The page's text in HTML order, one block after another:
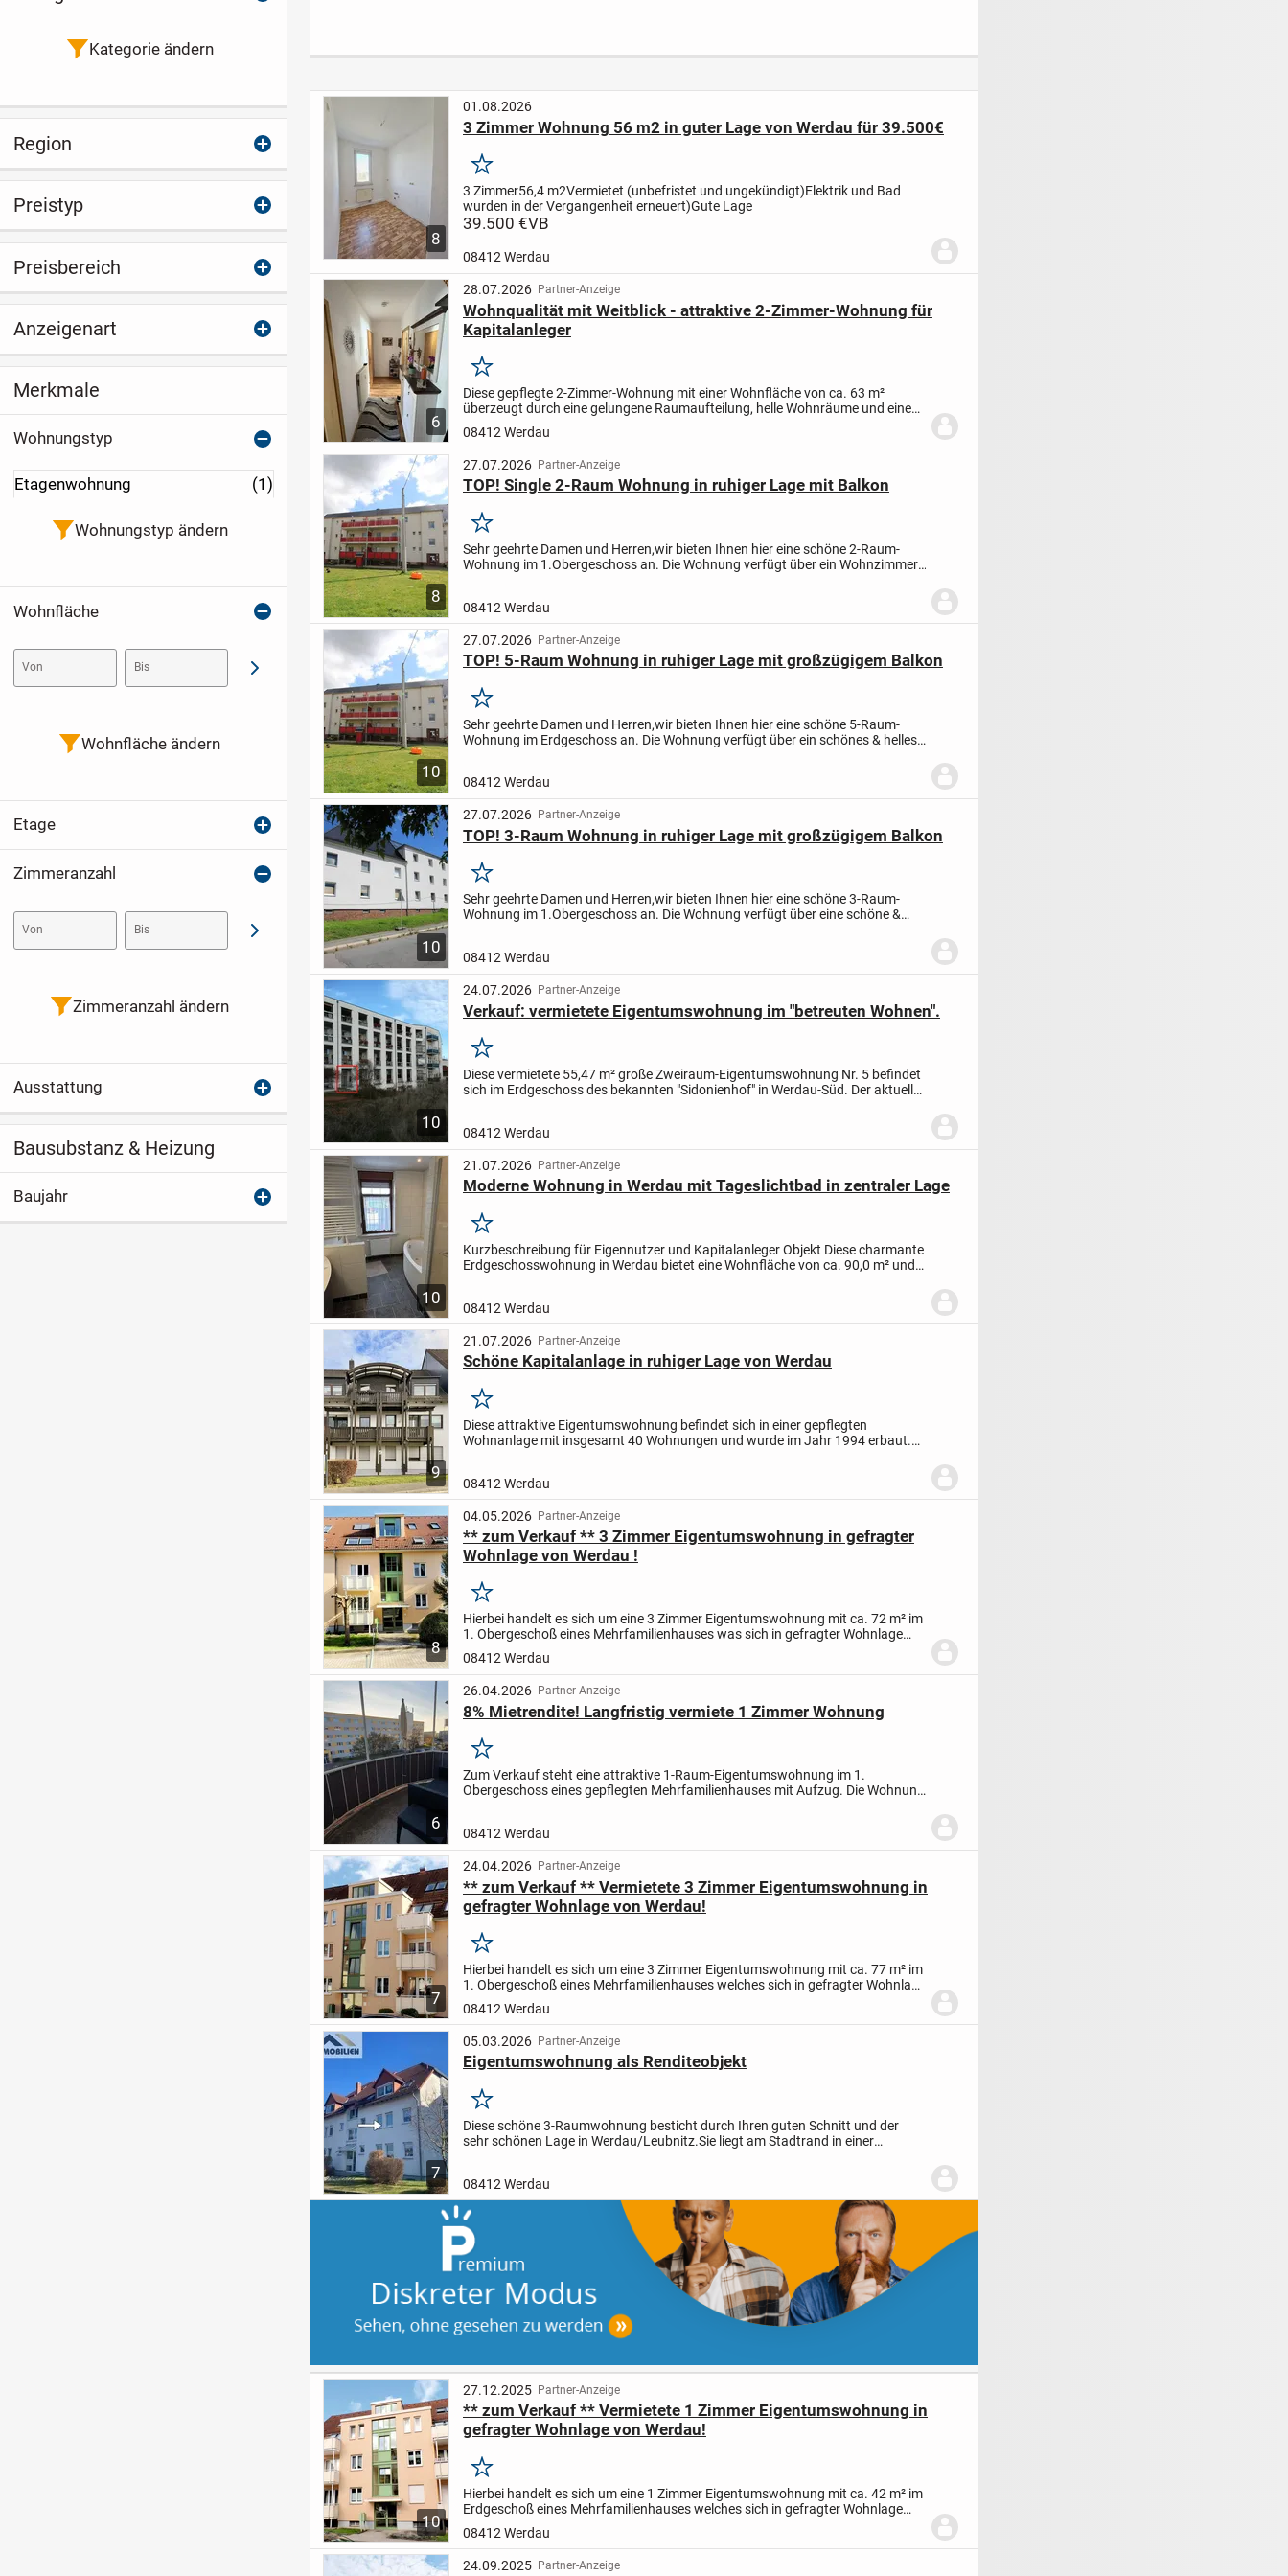
| Fußbodenheizung |
Steuervorteile
Tiefgarage
8
01.08.2026
3 Zimmer Wohnung 56 m2 in guter Lage von Werdau für 39.500€
Merken
3 Zimmer56,4 m2Vermietet (unbefristet und ungekündigt)Elektrik und Bad
wurden in der Vergangenheit erneuert)Gute Lage
39.500 €VB
08412 Werdau
6
28.07.2026 Partner-Anzeige
Wohnqualität mit Weitblick - attraktive 2-Zimmer-Wohnung für
Kapitalanleger
Merken
Diese gepflegte 2-Zimmer-Wohnung mit einer Wohnfläche von ca. 63 m²
überzeugt durch eine gelungene Raumaufteilung, helle Wohnräume und einen
beeindruckenden Fernblick über Felder bis zum Waldrand. Im...
08412 Werdau
8
27.07.2026 Partner-Anzeige
TOP! Single 2-Raum Wohnung in ruhiger Lage mit Balkon
Merken
Sehr geehrte Damen und Herren,wir bieten Ihnen hier eine schöne 2-Raum-
Wohnung im 1.Obergeschoss an. Die Wohnung verfügt über ein Wohnzimmer,
08412 Werdau
10
27.07.2026 Partner-Anzeige
TOP! 5-Raum Wohnung in ruhiger Lage mit großzügigem Balkon
Merken
Sehr geehrte Damen und Herren,wir bieten Ihnen hier eine schöne 5-Raum-
Wohnung im Erdgeschoss an. Die Wohnung verfügt über ein schönes & helles
08412 Werdau
10
27.07.2026 Partner-Anzeige
TOP! 3-Raum Wohnung in ruhiger Lage mit großzügigem Balkon
Merken
Sehr geehrte Damen und Herren,wir bieten Ihnen hier eine schöne 3-Raum-
Wohnung im 1.Obergeschoss an. Die Wohnung verfügt über eine schöne &
08412 Werdau
10
24.07.2026 Partner-Anzeige
Verkauf: vermietete Eigentumswohnung im "betreuten Wohnen".
Merken
Diese vermietete 55,47 m² große Zweiraum-Eigentumswohnung Nr. 5 befindet
sich im Erdgeschoss des bekannten "Sidonienhof" in Werdau-Süd. Der aktuelle
08412 Werdau
10
21.07.2026 Partner-Anzeige
Moderne Wohnung in Werdau mit Tageslichtbad in zentraler Lage
Merken
Kurzbeschreibung für Eigennutzer und Kapitalanleger Objekt Diese charmante
Erdgeschosswohnung in Werdau bietet eine Wohnfläche von ca. 90,0 m² und
08412 Werdau
9
21.07.2026 Partner-Anzeige
Schöne Kapitalanlage in ruhiger Lage von Werdau
Merken
Diese attraktive Eigentumswohnung befindet sich in einer gepflegten
Wohnanlage mit insgesamt 40 Wohnungen und wurde im Jahr 1994 erbaut.
08412 Werdau
8
04.05.2026 Partner-Anzeige
** zum Verkauf ** 3 Zimmer Eigentumswohnung in gefragter
Wohnlage von Werdau !
Merken
Hierbei handelt es sich um eine 3 Zimmer Eigentumswohnung mit ca. 72 m² im
1. Obergeschoß eines Mehrfamilienhauses was sich in gefragter Wohnlage
befindet. Das Mehrfamilienhaus umfasst 8 Wohneinheiten...
08412 Werdau
6
26.04.2026 Partner-Anzeige
8% Mietrendite! Langfristig vermiete 1 Zimmer Wohnung
Merken
Zum Verkauf steht eine attraktive 1-Raum-Eigentumswohnung im 1.
Obergeschoss eines gepflegten Mehrfamilienhauses mit Aufzug. Die Wohnung
08412 Werdau
7
24.04.2026 Partner-Anzeige
** zum Verkauf ** Vermietete 3 Zimmer Eigentumswohnung in
gefragter Wohnlage von Werdau!
Merken
Hierbei handelt es sich um eine 3 Zimmer Eigentumswohnung mit ca. 77 m² im
1. Obergeschoß eines Mehrfamilienhauses welches sich in gefragter Wohnlage
befindet. Das Mehrfamilienhaus umfasst 10...
08412 Werdau
7
05.03.2026 Partner-Anzeige
Eigentumswohnung als Renditeobjekt
Merken
Diese schöne 3-Raumwohnung besticht durch Ihren guten Schnitt und der
sehr schönen Lage in Werdau/Leubnitz.Sie liegt am Stadtrand in einer
08412 Werdau
10
27.12.2025 Partner-Anzeige
** zum Verkauf ** Vermietete 1 Zimmer Eigentumswohnung in
gefragter Wohnlage von Werdau!
Merken
Hierbei handelt es sich um eine 1 Zimmer Eigentumswohnung mit ca. 42 m² im
Erdgeschoß eines Mehrfamilienhauses welches sich in gefragter Wohnlage
befindet. Das Mehrfamilienhaus umfasst 10 Woneinheiten...
08412 Werdau
24.09.2025 Partner-Anzeige
Kategorie ändern
Region
Preistyp
Preisbereich
Anzeigenart
Merkmale
Wohnungstyp
Etagenwohnung (1)
Wohnungstyp ändern
Wohnfläche
Von Bis Abschicken
Wohnfläche ändern
Etage
Zimmeranzahl
Von Bis Abschicken
Zimmeranzahl ändern
Ausstattung
Bausubstanz & Heizung
Baujahr